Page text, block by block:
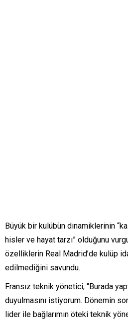
Büyük bir kulübün dinamiklerinin
hisler ve hayat tarzı” olduğunu
özelliklerin Real Madrid’de kulüp
edilmediğini savundu.
Fransız teknik yönetici, “Burada
duyulmasını istiyorum. Dönemin
lider ile bağlarımın öteki teknik